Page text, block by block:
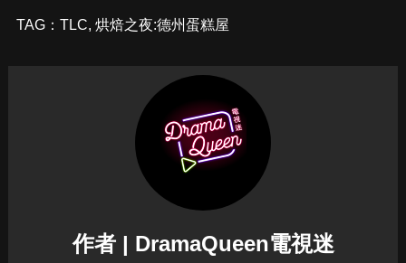
TAG： TLC, 烘焙之夜:德州蛋糕屋
作者 | DramaQueen電視迷